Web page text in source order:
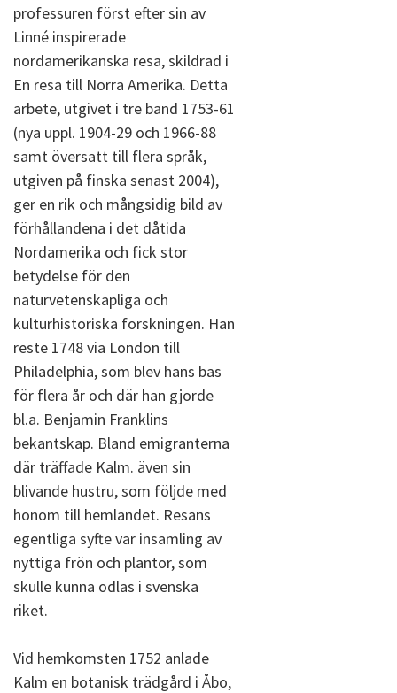
professuren först efter sin av
Linné inspirerade
nordamerikanska resa, skildrad i
En resa till Norra Amerika. Detta
arbete, utgivet i tre band 1753-61
(nya uppl. 1904-29 och 1966-88
samt översatt till flera språk,
utgiven på finska senast 2004),
ger en rik och mångsidig bild av
förhållandena i det dåtida
Nordamerika och fick stor
betydelse för den
naturvetenskapliga och
kulturhistoriska forskningen. Han
reste 1748 via London till
Philadelphia, som blev hans bas
för flera år och där han gjorde
bl.a. Benjamin Franklins
bekantskap. Bland emigranterna
där träffade Kalm. även sin
blivande hustru, som följde med
honom till hemlandet. Resans
egentliga syfte var insamling av
nyttiga frön och plantor, som
skulle kunna odlas i svenska
riket.
Vid hemkomsten 1752 anlade
Kalm en botanisk trädgård i Åbo,